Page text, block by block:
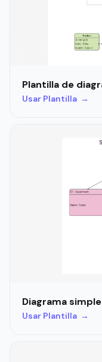
Plantilla de
Usar Plantilla →
Diagrama
Usar Plantilla →